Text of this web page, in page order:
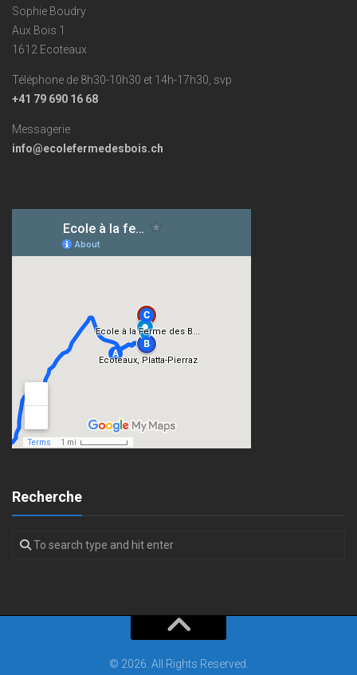
Sophie Boudry
Aux Bois 1
1612 Ecoteaux
Téléphone de 8h30-10h30 et 14h-17h30, svp
+41 79 690 16 68
Messagerie
info@ecolefermedesbois.ch
Recherche
© 2026. All Rights Reserved.